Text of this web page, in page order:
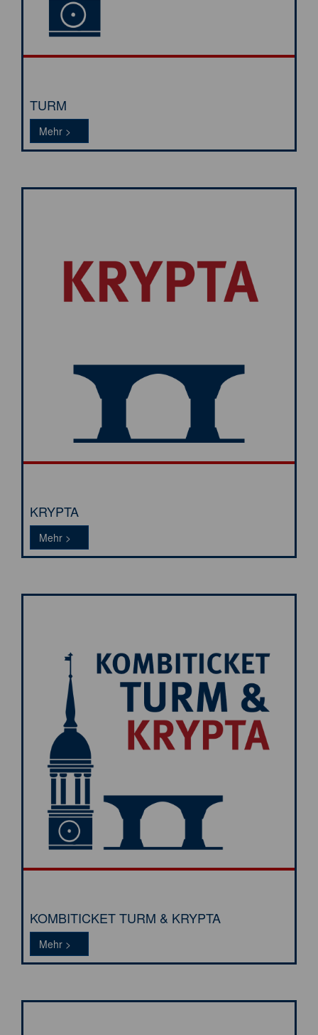
TURM
Tickets >
KRYPTA
Tickets >
KOMBITICKET TURM & KRYPTA
Tickets >